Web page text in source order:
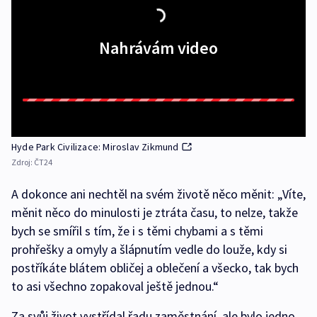
Nahrávám video
Hyde Park Civilizace: Miroslav Zikmund
Zdroj: ČT24
A dokonce ani nechtěl na svém životě něco měnit: „Víte,
měnit něco do minulosti je ztráta času, to nelze, takže
bych se smířil s tím, že i s těmi chybami a s těmi
prohřešky a omyly a šlápnutím vedle do louže, kdy si
postříkáte blátem obličej a oblečení a všecko, tak bych
to asi všechno zopakoval ještě jednou.“